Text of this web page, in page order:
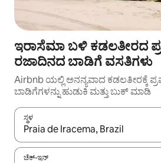
ಇರಾಸೆಮಾ ಬಳಿ ಕಡಲತೀರದ
ರಜಾದಿನದ ಬಾಡಿಗೆ ವಸತಿಗಳು
Airbnb ಯಲ್ಲಿ ಅನನ್ಯವಾದ ಕಡಲತೀರಕ್ಕೆ
ಬಾಡಿಗೆಗಳನ್ನು ಹುಡುಕಿ ಮತ್ತು ಬುಕ್ ಮಾಡಿ
ಸ್ಥಳ
ಫಲಿತಾಂಶಗಳು ಲಭ್ಯವಿರುವಾಗ, ಅಪ್ ಮತ್ತು
ಚೆಕ್-ಇನ್